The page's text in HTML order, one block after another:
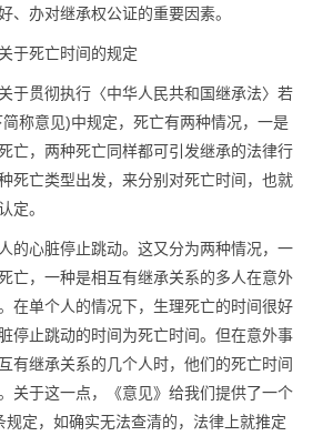
、办对继承权公证的重要因素。
于死亡时间的规定
于贯彻执行〈中华人民共和国继承法〉若
称意见)中规定，死亡有两种情况，一是
亡，两种死亡同样都可引发继承的法律行
死亡类型出发，来分别对死亡时间，也就
定。
的心脏停止跳动。这又分为两种情况，一
亡，一种是相互有继承关系的多人在意外
在单个人的情况下，生理死亡的时间很好
停止跳动的时间为死亡时间。但在意外事
有继承关系的几个人时，他们的死亡时间
关于这一点，《意见》给我们提供了一个
定，如确实无法查清的，法律上就推定